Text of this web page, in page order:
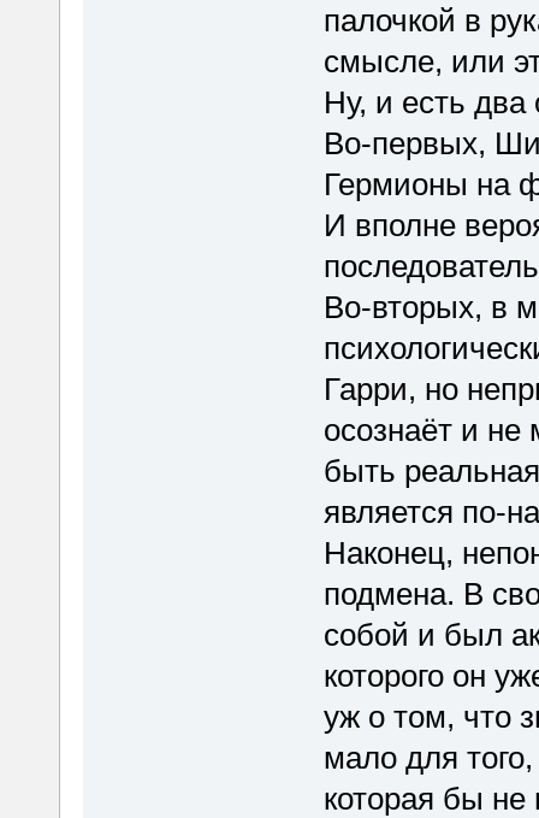
палочкой в
смысле, или
Ну, и есть
Во-первых,
Гермионы на
И вполне
Во-вторых, в
Гарри, но
осознаёт и не
быть
является по-
Наконец,
подмена. В
собой и был
которого он
уж о том, что
мало для
которая бы не